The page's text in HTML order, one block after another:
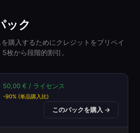
ック
購入するためにクレジットをプリペイ
枚から段階的割引。
50,00 € / ライセンス
-90% (単品購入比)
このパックを購入 →